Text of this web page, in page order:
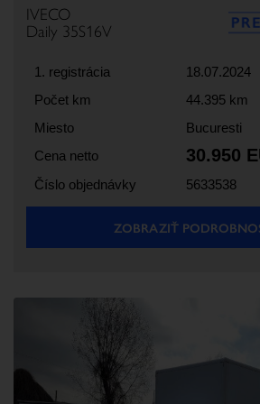
IVECO
Daily 35S16V
1. registrácia
18.07.2024
Počet km
44.395 km
Miesto
Bucuresti
Cena netto
30.950
Číslo objednávky 5633538
ZOBRAZIŤ